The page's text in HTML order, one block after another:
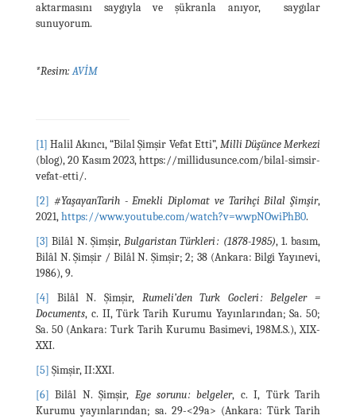
aktarmasını saygıyla ve şükranla anıyor, saygılar
sunuyorum.
*Resim:AVİM
[1] Halil Akıncı, “Bilal Şimşir Vefat Etti”,Milli Düşünce Merkezi
(blog), 20 Kasım 2023, https://millidusunce.com/bilal-simsir-
vefat-etti/.
[2] #YaşayanTarih - Emekli Diplomat ve Tarihçi Bilal Şimşir,
2021,https://www.youtube.com/watch?v=wwpNOwiPhB0.
[3] Bilâl N. Şimşir, Bulgaristan Türkleri : (1878-1985), 1. basım,
Bilâl N. Şimşir / Bilâl N. Şimşir; 2; 38 (Ankara: Bilgi Yayınevi,
1986), 9.
[4] Bilâl N. Şimşir, Rumeli’den Turk Gocleri : Belgeler =
Documents, c. II, Türk Tarih Kurumu Yayınlarından; Sa. 50;
Sa. 50 (Ankara: Turk Tarih Kurumu Basimevi, 198M.S.), XIX-
XXI.
[5] Şimşir, II:XXI.
[6] Bilâl N. Şimşir, Ege sorunu : belgeler, c. I, Türk Tarih
Kurumu yayınlarından; sa. 29-<29a> (Ankara: Türk Tarih